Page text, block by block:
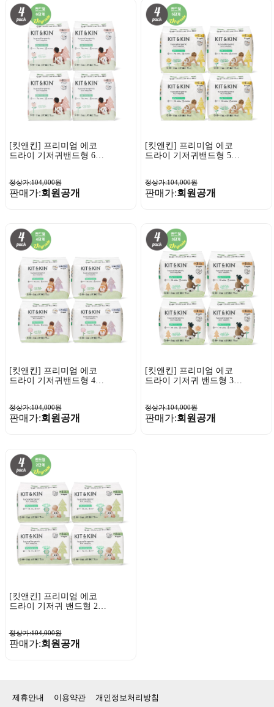
[킷앤킨] 프리미엄 에코
드라이 기저귀밴드형 6단
정상가:104,000원
판매가:회원공개
[킷앤킨] 프리미엄 에코
드라이 기저귀밴드형 5단
정상가:104,000원
판매가:회원공개
[킷앤킨] 프리미엄 에코
드라이 기저귀밴드형 4단
정상가:104,000원
판매가:회원공개
[킷앤킨] 프리미엄 에코
드라이 기저귀 밴드형 3단
정상가:104,000원
판매가:회원공개
[킷앤킨] 프리미엄 에코
드라이 기저귀 밴드형 2단
정상가:104,000원
판매가:회원공개
제휴안내 이용약관 개인정보처리방침